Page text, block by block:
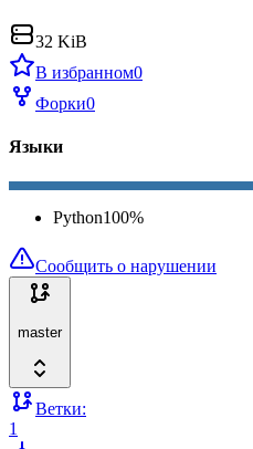
32 KiB
В избранном0
Форки0
Языки
Python100%
Сообщить о нарушении
master
Ветки:
1